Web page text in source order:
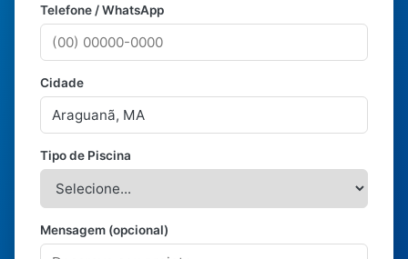
Telefone / WhatsApp
Cidade
Tipo de Piscina
Mensagem (opcional)